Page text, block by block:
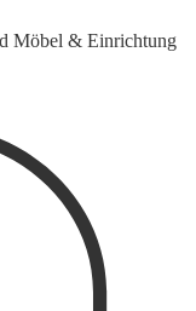
Möbel & Einrichtung